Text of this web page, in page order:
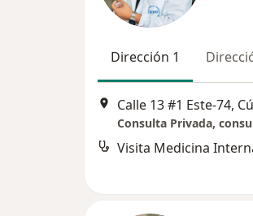
Dirección 1
Calle 13 #1 Este-74,
Consulta Privada,
Visita Medicina